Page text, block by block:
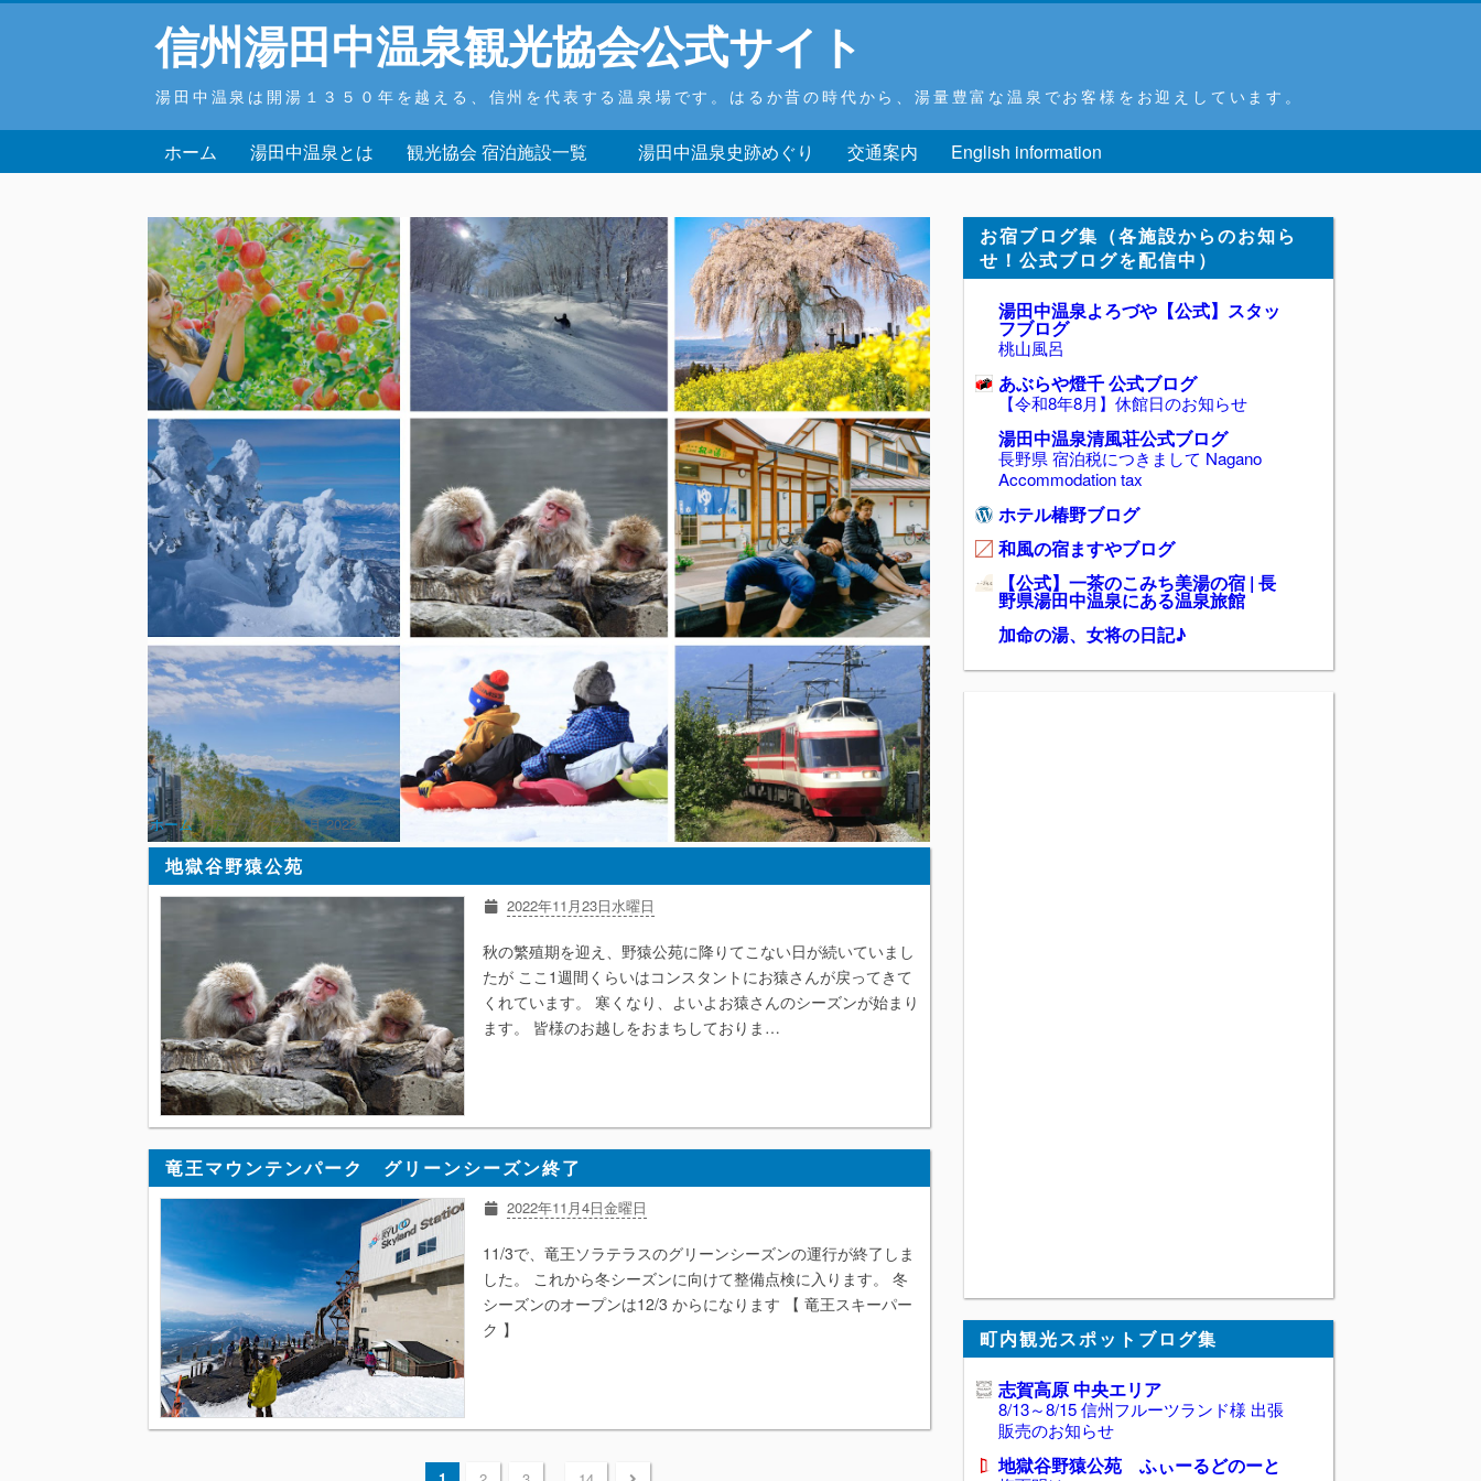
信州湯田中温泉観光協会公式サイト
湯田中温泉は開湯１３５０年を越える、信州を代表する温泉場です。はるか昔の時代から、湯量豊富な温泉でお客様をお迎えしています。
ホーム 湯田中温泉とは 観光協会 宿泊施設一覧 湯田中温泉史跡めぐり 交通案内 English information
ホーム アーカイブ:11月 2022
地獄谷野猿公苑
2022年11月23日水曜日
秋の繁殖期を迎え、野猿公苑に降りてこない日が続いていまし
たが ここ1週間くらいはコンスタントにお猿さんが戻ってきて
くれています。 寒くなり、よいよお猿さんのシーズンが始まり
ます。 皆様のお越しをおまちしておりま…
竜王マウンテンパーク グリーンシーズン終了
2022年11月4日金曜日
11/3で、竜王ソラテラスのグリーンシーズンの運行が終了しま
した。 これから冬シーズンに向けて整備点検に入ります。 冬
シーズンのオープンは12/3 からになります 【 竜王スキーパー
ク 】
お宿ブログ集（各施設からのお知ら
せ！公式ブログを配信中）
湯田中温泉よろづや【公式】スタッ
フブログ
桃山風呂
あぶらや燈千 公式ブログ
【令和8年8月】休館日のお知らせ
湯田中温泉清風荘公式ブログ
長野県 宿泊税につきまして Nagano
Accommodation tax
ホテル椿野ブログ
和風の宿ますやブログ
【公式】一茶のこみち美湯の宿 | 長
野県湯田中温泉にある温泉旅館
加命の湯、女将の日記♪
町内観光スポットブログ集
志賀高原 中央エリア
8/13～8/15 信州フルーツランド様 出張
販売のお知らせ
地獄谷野猿公苑 ふぃーるどのーと